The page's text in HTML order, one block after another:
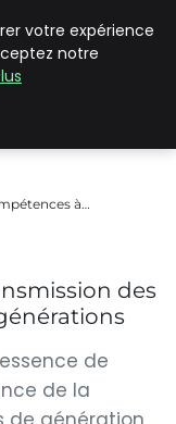
à…
des
de
de la
votre expérience
notre